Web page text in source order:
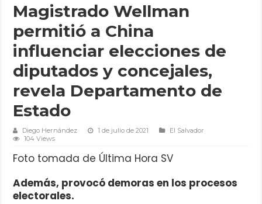
Magistrado Wellman
permitió a China
influenciar elecciones de
diputados y concejales,
revela Departamento de
Estado
Diego Hernández 1 de julio de 2021
El Salvador
104 Views
Foto tomada de Última Hora SV
Además, provocó demoras en los procesos
electorales.